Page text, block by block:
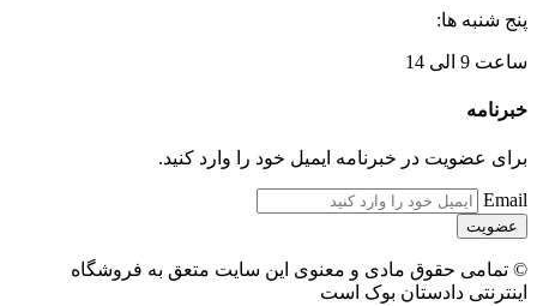
پنج شنبه ها:
ساعت 9 الی 14
خبرنامه
برای عضویت در خبرنامه ایمیل خود را وارد کنید.
Email
© تمامی حقوق مادی و معنوی این سایت متعق به فروشگاه
اینترنتی دادستان بوک است